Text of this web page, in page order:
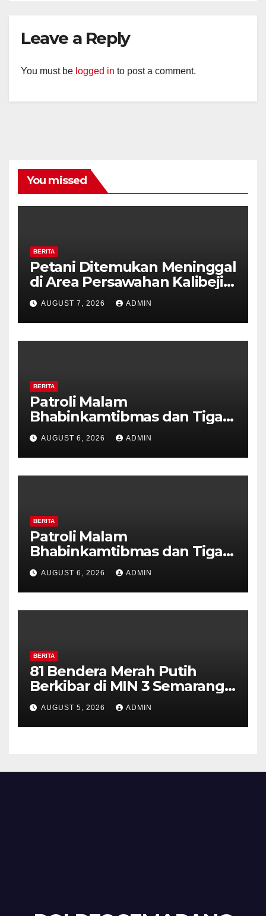
Leave a Reply
You must be logged in to post a comment.
You missed
BERITA
Petani Ditemukan Meninggal
di Area Persawahan Kalibeji,
Polisi Pastikan Tidak Ada
Tanda Kekerasan
AUGUST 7, 2026 ADMIN
BERITA
Patroli Malam
Bhabinkamtibmas dan Tiga
Pilar Kelurahan Ungaran
Perkuat Kamtibmas, Warga
Diajak Aktifkan Ronda
AUGUST 6, 2026 ADMIN
BERITA
Patroli Malam
Bhabinkamtibmas dan Tiga
Pilar Kelurahan Ungaran
Perkuat Kamtibmas, Warga
Diajak Aktifkan Ronda
AUGUST 6, 2026 ADMIN
BERITA
81 Bendera Merah Putih
Berkibar di MIN 3 Semarang,
Bhabinkamtibmas Desa
Timpik Hadiri Peringatan
HUT ke-81 Kemerdekaan RI
AUGUST 5, 2026 ADMIN